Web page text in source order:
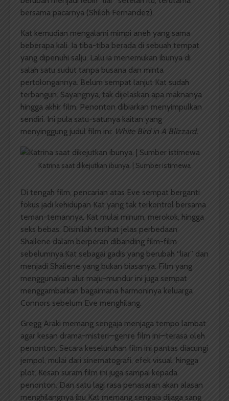
bersama pacarnya (Shiloh Fernandez).
Kat kemudian mengalami mimpi aneh yang sama
beberapa kali. Ia tiba-tiba berada di sebuah tempat
yang dipenuhi salju. Lalu ia menemukan ibunya di
salah satu sudut tanpa busana dan minta
pertolongannya. Belum sempat lanjut Kat sudah
terbangun. Sayangnya, tak dijelaskan apa maknanya
hingga akhir film. Penonton dibiarkan menyimpulkan
sendiri. Ini pula satu-satunya kaitan yang
menyinggung judul film ini: White Bird in A Blizzard.
Katrina saat dikejutkan ibunya. | Sumber istimewa
Di tengah film, pencarian atas Eve sempat berganti
fokus jadi kehidupan Kat yang tak terkontrol bersama
teman-temannya. Kat mulai minum, merokok, hingga
seks bebas. Disinilah terlihat jelas perbedaan
Shailene dalam berperan dibanding film-film
sebelumnya.Kat sebagai gadis yang berubah “liar” dan
menjadi Shailene yang bukan biasanya. Film yang
menggunakan alur maju-mundur ini juga sempat
menggambarkan bagaimana harmoninya keluarga
Connors sebelum Eve menghilang.
Gregg Araki memang sengaja menjaga tempo lambat
agar kesan drama-misteri—genre film ini—terasa oleh
penonton. Secara keseluruhan film ini pantas diacungi
jempol, mulai dari sinematografi, efek visual, hingga
plot. Kesan suram film ini juga sampai kepada
penonton. Dan satu lagi rasa penasaran akan alasan
menghilangnya ibu Kat memang sengaja dijaga sang